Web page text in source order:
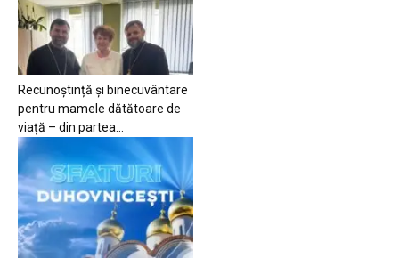
Recunoștință și binecuvântare
pentru mamele dătătoare de
viață – din partea...